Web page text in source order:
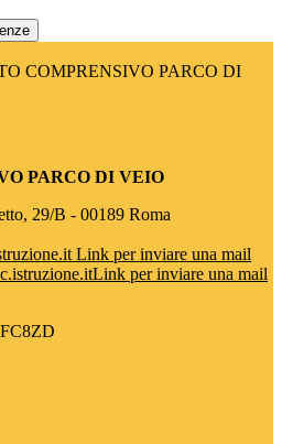
COMPRENSIVO PARCO DI
PARCO DI VEIO
29/B - 00189 Roma
Link per inviare una mail
Link per inviare una mail